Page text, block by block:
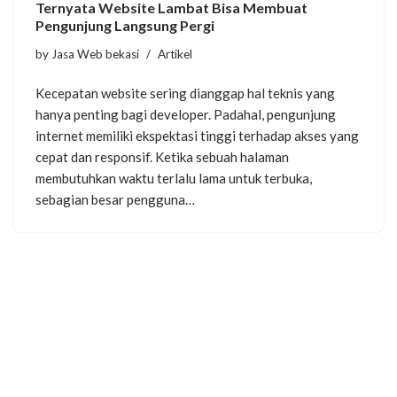
Ternyata Website Lambat Bisa Membuat
Pengunjung Langsung Pergi
by Jasa Web bekasi Artikel
Kecepatan website sering dianggap hal teknis yang
hanya penting bagi developer. Padahal, pengunjung
internet memiliki ekspektasi tinggi terhadap akses yang
cepat dan responsif. Ketika sebuah halaman
membutuhkan waktu terlalu lama untuk terbuka,
sebagian besar pengguna…